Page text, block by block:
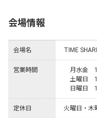
会場情報
会場名 TIME
営業時間
月水金　
土曜日　
日曜日　
定休日 火曜日・木